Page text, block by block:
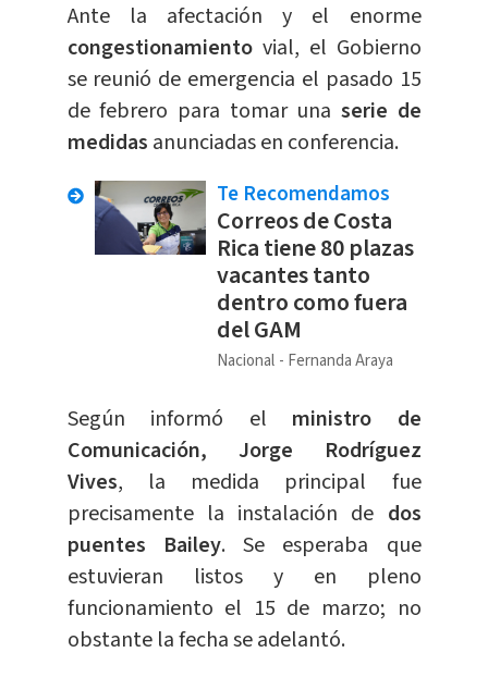
Ante la afectación y el enorme
congestionamiento vial, el Gobierno
se reunió de emergencia el pasado 15
de febrero para tomar una serie de
medidas anunciadas en conferencia.
Te Recomendamos
Correos de Costa
Rica tiene 80 plazas
vacantes tanto
dentro como fuera
del GAM
Nacional Fernanda Araya
Según informó el ministro de
Comunicación, Jorge Rodríguez
Vives, la medida principal fue
precisamente la instalación de dos
puentes Bailey. Se esperaba que
estuvieran listos y en pleno
funcionamiento el 15 de marzo; no
obstante la fecha se adelantó.